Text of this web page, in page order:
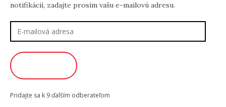
notifikácií, zadajte prosím vašu e-mailovú adresu.
adresa
Pridajte sa k 9 ďalším odberateľom